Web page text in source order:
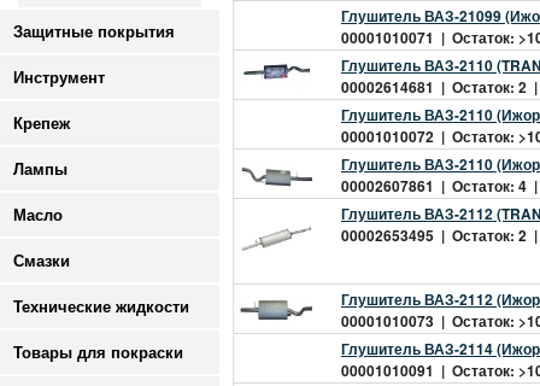
Защитные покрытия
Инструмент
Крепеж
Лампы
Масло
Смазки
Технические жидкости
Товары для покраски
Глушитель ВАЗ-21099
00001010071 | Остаток:
Глушитель ВАЗ-2110
00002614681 | Остаток: 2
Глушитель ВАЗ-2110
00001010072 | Остаток:
Глушитель ВАЗ-2110
00002607861 | Остаток: 4
Глушитель ВАЗ-2112
00002653495 | Остаток: 2
Глушитель ВАЗ-2112
00001010073 | Остаток:
Глушитель ВАЗ-2114
00001010091 | Остаток: